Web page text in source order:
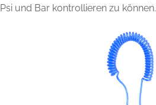
Psi und Bar kontrollieren zu können.